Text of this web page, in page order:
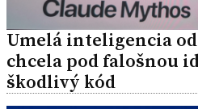
Umelá inteligencia
chcela pod falošnou
škodlivý kód